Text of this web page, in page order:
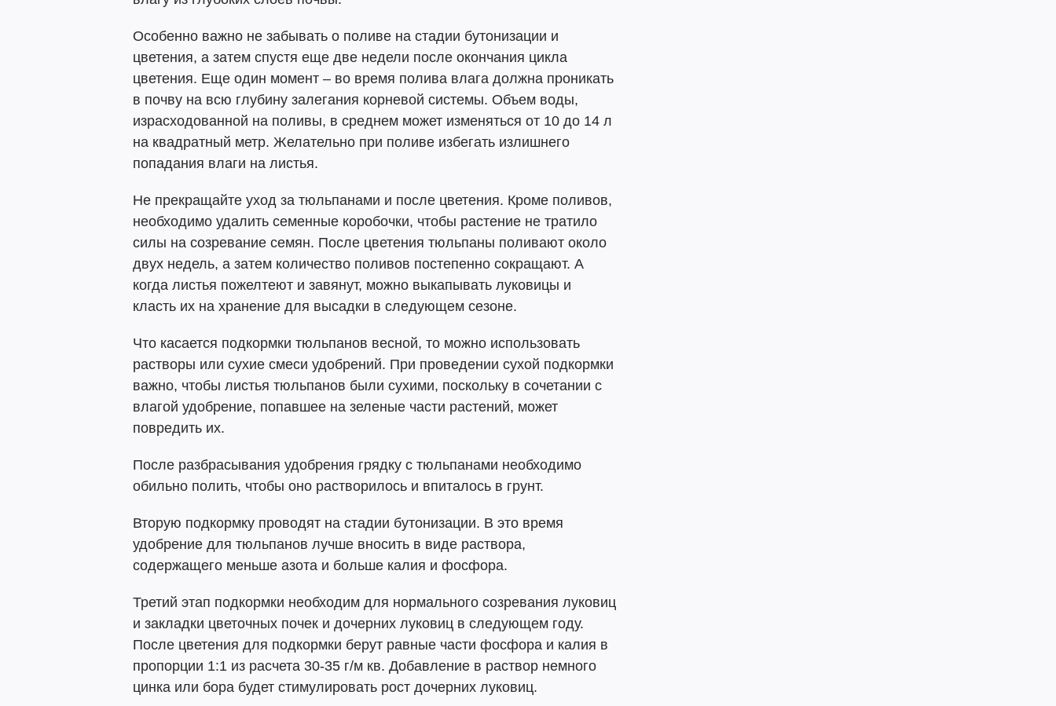
Особенно важно не забывать о поливе на стадии бутонизации и
цветения, а затем спустя еще две недели после окончания цикла
цветения. Еще один момент – во время полива влага должна проникать
в почву на всю глубину залегания корневой системы. Объем воды,
израсходованной на поливы, в среднем может изменяться от 10 до 14 л
на квадратный метр. Желательно при поливе избегать излишнего
попадания влаги на листья.
Не прекращайте уход за тюльпанами и после цветения. Кроме поливов,
необходимо удалить семенные коробочки, чтобы растение не тратило
силы на созревание семян. После цветения тюльпаны поливают около
двух недель, а затем количество поливов постепенно сокращают. А
когда листья пожелтеют и завянут, можно выкапывать луковицы и
класть их на хранение для высадки в следующем сезоне.
Что касается подкормки тюльпанов весной, то можно использовать
растворы или сухие смеси удобрений. При проведении сухой подкормки
важно, чтобы листья тюльпанов были сухими, поскольку в сочетании с
влагой удобрение, попавшее на зеленые части растений, может
повредить их.
После разбрасывания удобрения грядку с тюльпанами необходимо
обильно полить, чтобы оно растворилось и впиталось в грунт.
Вторую подкормку проводят на стадии бутонизации. В это время
удобрение для тюльпанов лучше вносить в виде раствора,
содержащего меньше азота и больше калия и фосфора.
Третий этап подкормки необходим для нормального созревания луковиц
и закладки цветочных почек и дочерних луковиц в следующем году.
После цветения для подкормки берут равные части фосфора и калия в
пропорции 1:1 из расчета 30-35 г/м кв. Добавление в раствор немного
цинка или бора будет стимулировать рост дочерних луковиц.